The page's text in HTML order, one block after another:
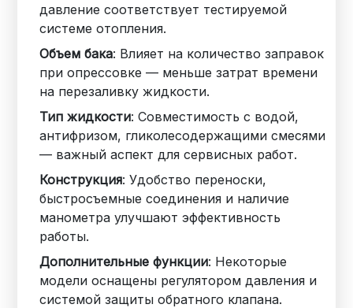
давление соответствует тестируемой
системе отопления.
Объем бака: Влияет на количество заправок
при опрессовке — меньше затрат времени
на перезаливку жидкости.
Тип жидкости: Совместимость с водой,
антифризом, гликолесодержащими смесями
— важный аспект для сервисных работ.
Конструкция: Удобство переноски,
быстросъемные соединения и наличие
манометра улучшают эффективность
работы.
Дополнительные функции: Некоторые
модели оснащены регулятором давления и
системой защиты обратного клапана.